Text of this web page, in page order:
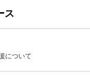
ス
について